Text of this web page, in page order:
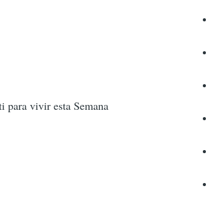
para vivir esta Semana